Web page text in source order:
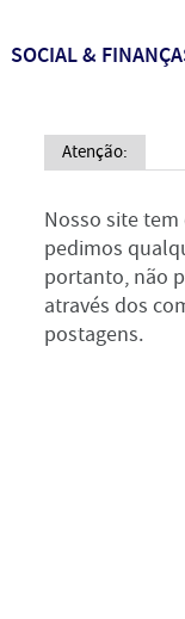
SOCIAL &
Atenção:
Nosso site
pedimos
portanto, não
através dos
postagens.